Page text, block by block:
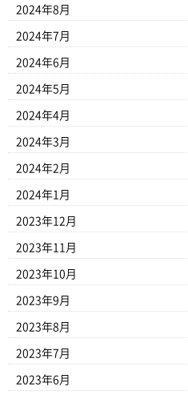
2024年8月
2024年7月
2024年6月
2024年5月
2024年4月
2024年3月
2024年2月
2024年1月
2023年12月
2023年11月
2023年10月
2023年9月
2023年8月
2023年7月
2023年6月